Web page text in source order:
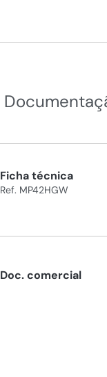
Ficha técnica
Ref. MP42HGW
Doc. comercial